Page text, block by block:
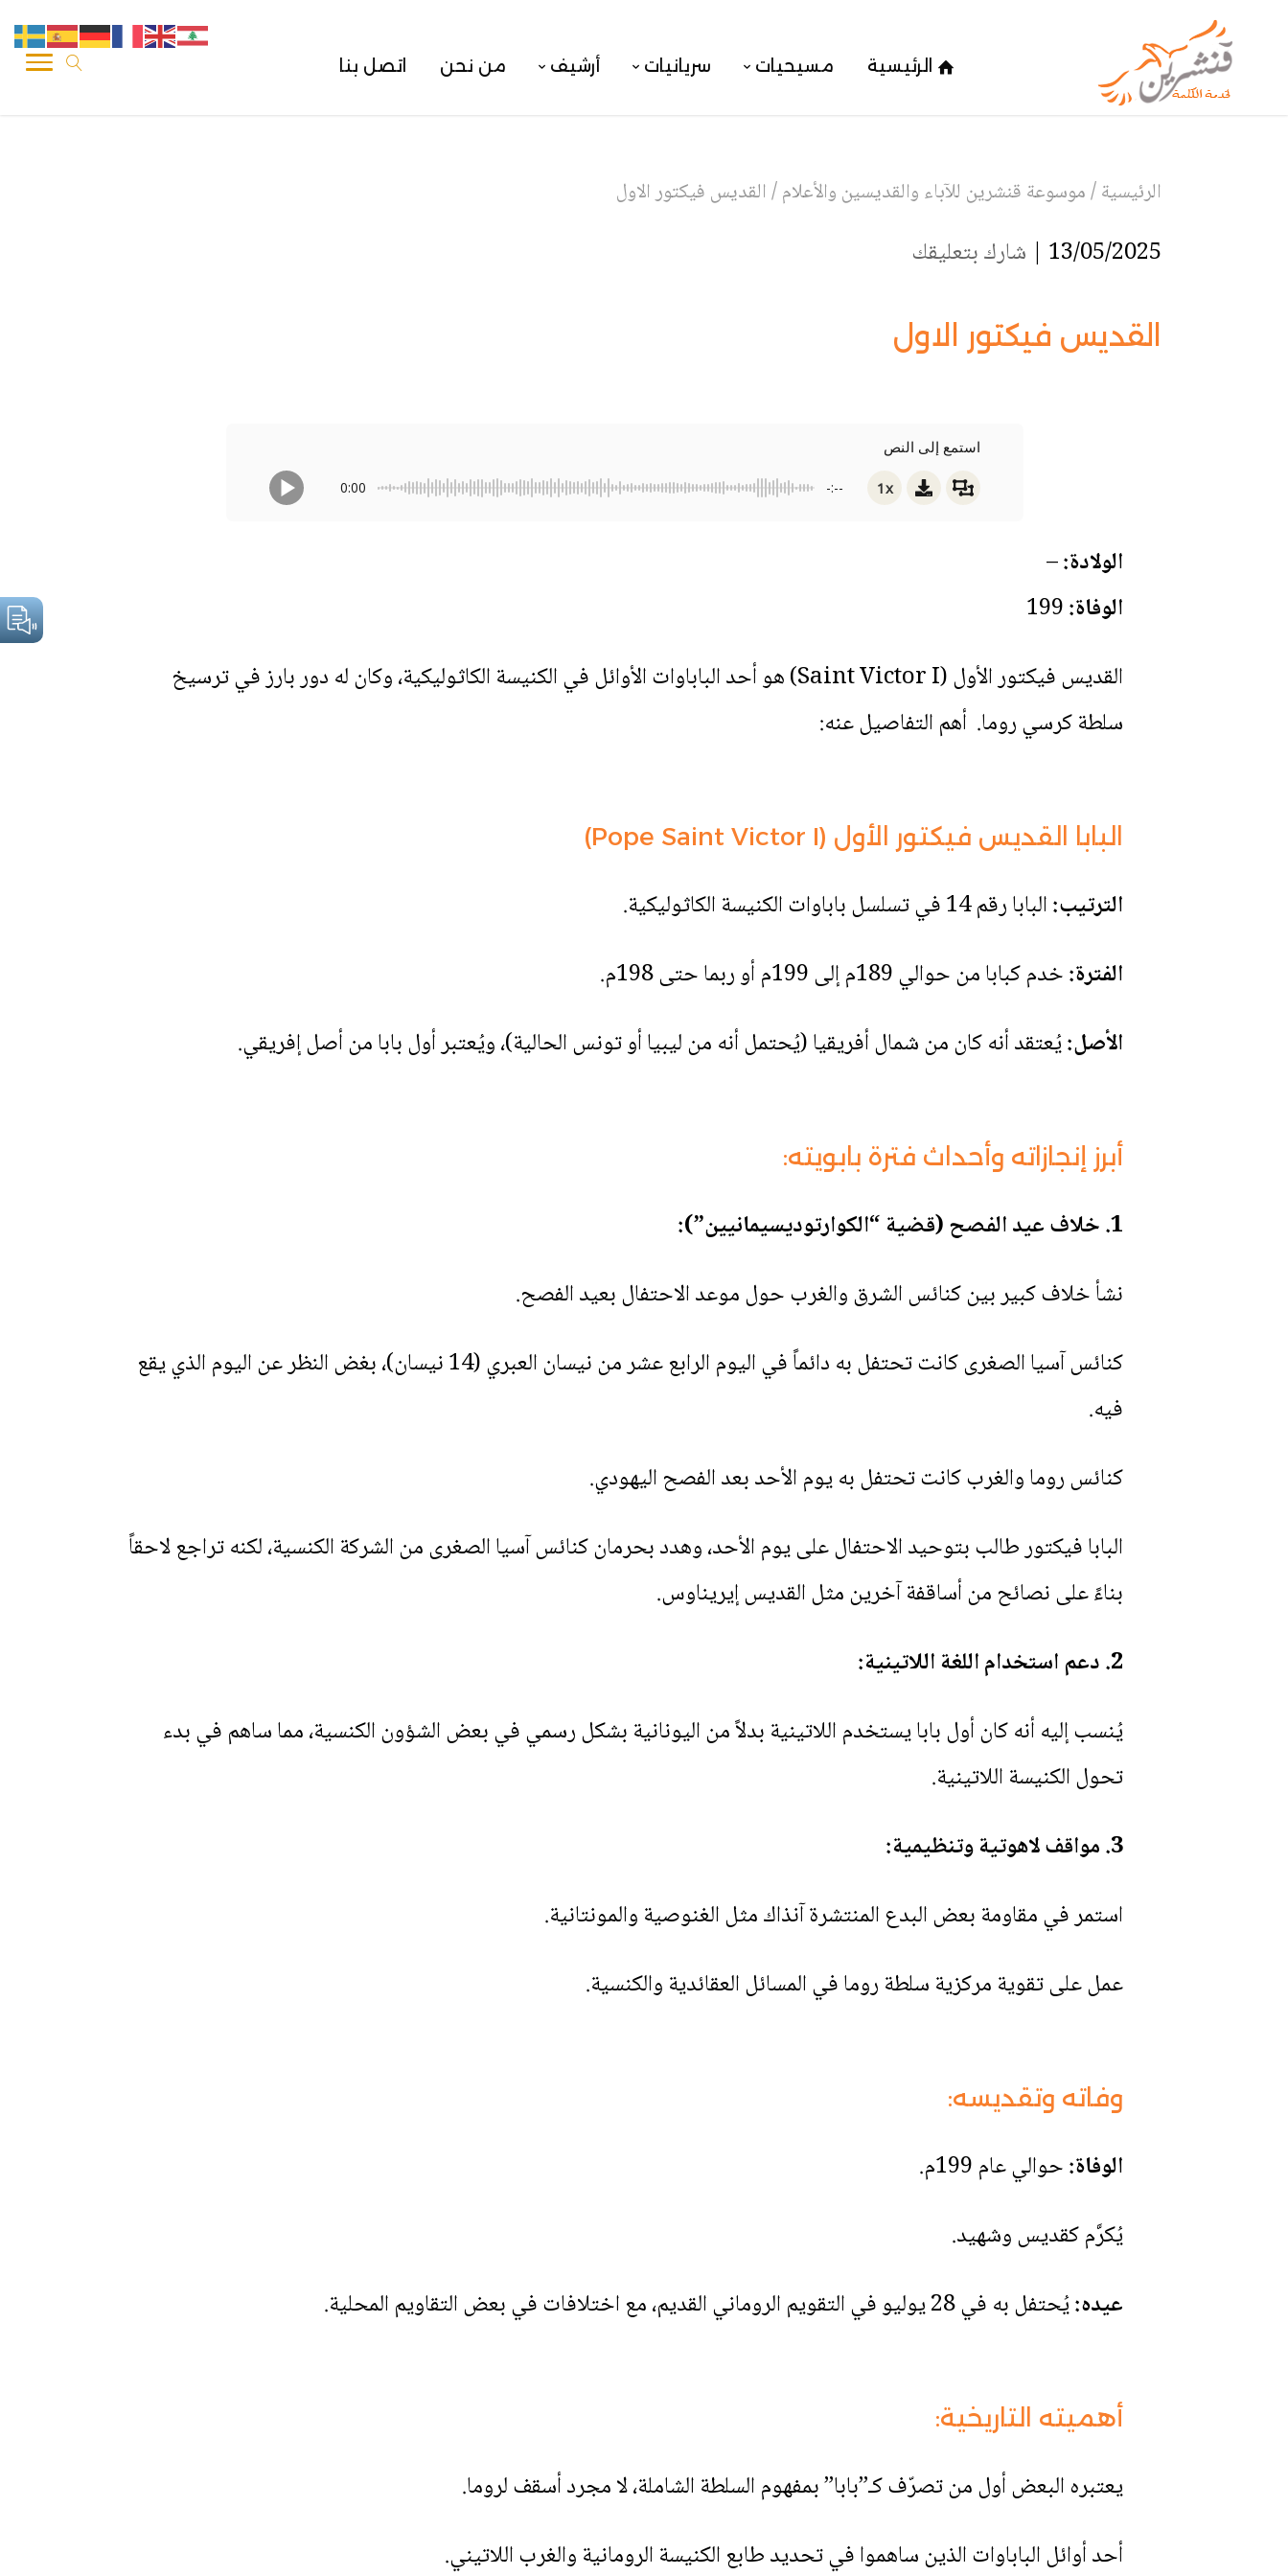
الرئيسية مسيحيات سريانيات أرشيف من نحن اتصل بنا
الرئيسية/موسوعة قنشرين للآباء والقديسين والأعلام/القديس فيكتور الاول
13/05/2025 | شارك بتعليقك
القديس فيكتور الاول
استمع إلى النص
0:00 -:-- 1x
الولادة:–
الوفاة:
القديس فيكتور الأول (Saint Victor I) هو أحد الباباوات الأوائل في الكنيسة الكاثوليكية، وكان له دور بارز في ترسيخ
سلطة كرسي روما. أهم التفاصيل عنه:
البابا القديس فيكتور الأول (Pope Saint Victor I)
الترتيب:البابا رقم 14 في تسلسل باباوات الكنيسة الكاثوليكية.
الفترة:خدم كبابا من حوالي 189م إلى 199م أو ربما حتى 198م.
الأصل:يُعتقد أنه كان من شمال أفريقيا (يُحتمل أنه من ليبيا أو تونس الحالية)، ويُعتبر أول بابا من أصل إفريقي.
أبرز إنجازاته وأحداث فترة بابويته:
1. خلاف عيد الفصح (قضية “الكوارتوديسيمانيين”):
نشأ خلاف كبير بين كنائس الشرق والغرب حول موعد الاحتفال بعيد الفصح.
كنائس آسيا الصغرى كانت تحتفل به دائماً في اليوم الرابع عشر من نيسان العبري (14 نيسان)، بغض النظر عن اليوم الذي يقع
فيه.
كنائس روما والغرب كانت تحتفل به يوم الأحد بعد الفصح اليهودي.
البابا فيكتور طالب بتوحيد الاحتفال على يوم الأحد، وهدد بحرمان كنائس آسيا الصغرى من الشركة الكنسية، لكنه تراجع لاحقاً
بناءً على نصائح من أساقفة آخرين مثل القديس إيريناوس.
2. دعم استخدام اللغة اللاتينية:
يُنسب إليه أنه كان أول بابا يستخدم اللاتينية بدلاً من اليونانية بشكل رسمي في بعض الشؤون الكنسية، مما ساهم في بدء
تحول الكنيسة اللاتينية.
3. مواقف لاهوتية وتنظيمية:
استمر في مقاومة بعض البدع المنتشرة آنذاك مثل الغنوصية والمونتانية.
عمل على تقوية مركزية سلطة روما في المسائل العقائدية والكنسية.
وفاته وتقديسه:
الوفاة:حوالي عام 199م.
يُكرَّم كقديس وشهيد.
عيده:يُحتفل به في 28 يوليو في التقويم الروماني القديم، مع اختلافات في بعض التقاويم المحلية.
أهميته التاريخية:
يعتبره البعض أول من تصرّف كـ”بابا” بمفهوم السلطة الشاملة، لا مجرد أسقف لروما.
أحد أوائل الباباوات الذين ساهموا في تحديد طابع الكنيسة الرومانية والغرب اللاتيني.